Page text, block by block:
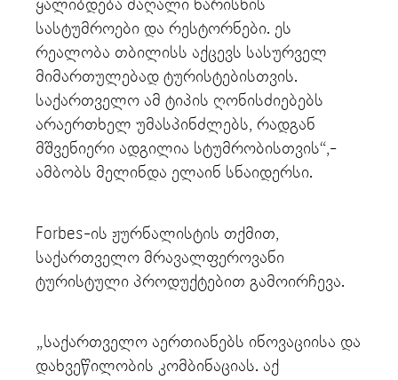
ყალიბდება მაღალი ხარისხის
სასტუმროები და რესტორნები. ეს
რეალობა თბილისს აქცევს სასურველ
მიმართულებად ტურისტებისთვის.
საქართველო ამ ტიპის ღონისძიებებს
არაერთხელ უმასპინძლებს, რადგან
მშვენიერი ადგილია სტუმრობისთვის“,-
ამბობს მელინდა ელაინ სნაიდერსი.
Forbes-ის ჟურნალისტის თქმით,
საქართველო მრავალფეროვანი
ტურისტული პროდუქტებით გამოირჩევა.
„საქართველო აერთიანებს ინოვაციისა და
დახვეწილობის კომბინაციას. აქ